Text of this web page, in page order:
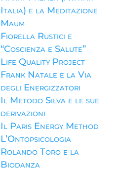
Italia) e la Meditazione
Maum
Fiorella Rustici e
“Coscienza e Salute”
Life Quality Project
Frank Natale e la Via
degli Energizzatori
Il Metodo Silva e le sue
derivazioni
Il Paris Energy Method
L’Ontopsicologia
Rolando Toro e la
Biodanza